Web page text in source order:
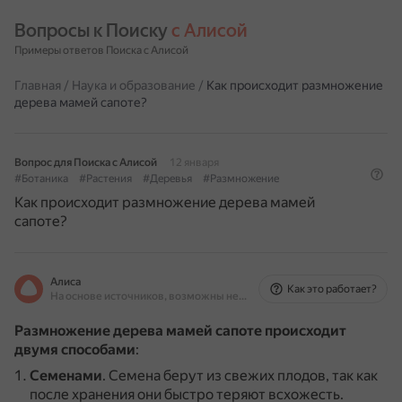
Вопросы к Поиску с Алисой
Примеры ответов Поиска с Алисой
Главная / Наука и образование / Как происходит размножение
дерева мамей сапоте?
Вопрос для Поиска с Алисой
12 января
#Ботаника
#Растения #Деревья #Размножение
Как происходит размножение дерева мамей
сапоте?
Алиса
На основе источников, возможны неточности
Как это работает?
Размножение дерева мамей сапоте происходит
двумя способами:
Семенами. Семена берут из свежих плодов, так как
после хранения они быстро теряют всхожесть.